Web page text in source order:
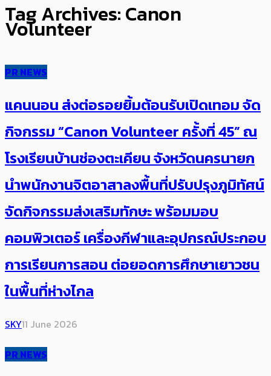
Tag Archives: Canon
Volunteer
PR NEWS
แคนนอน ส่งต่อรอยยิ้มต้อนรับเปิดเทอม จัด
กิจกรรม “Canon Volunteer ครั้งที่ 45” ณ
โรงเรียนบ้านช่องตะเคียน จังหวัดนครนายก
นำพนักงานจิตอาสาลงพื้นที่ปรับปรุงภูมิทัศน์
จัดกิจกรรมส่งเสริมทักษะ พร้อมมอบ
คอมพิวเตอร์ เครื่องกีฬาและอุปกรณ์ประกอบ
การเรียนการสอน ต่อยอดการศึกษาเยาวชน
ในพื้นที่ห่างไกล
SKY11 June 2026
PR NEWS